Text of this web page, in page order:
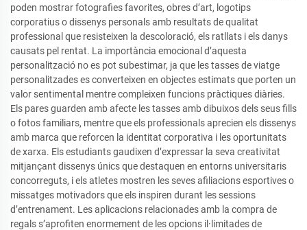
poden mostrar fotografies favorites, obres d’art, logotips
corporatius o dissenys personals amb resultats de qualitat
professional que resisteixen la descoloració, els ratllats i els danys
causats pel rentat. La importància emocional d’aquesta
personalització no es pot subestimar, ja que les tasses de viatge
personalitzades es converteixen en objectes estimats que porten un
valor sentimental mentre compleixen funcions pràctiques diàries.
Els pares guarden amb afecte les tasses amb dibuixos dels seus fills
o fotos familiars, mentre que els professionals aprecien els dissenys
amb marca que reforcen la identitat corporativa i les oportunitats
de xarxa. Els estudiants gaudixen d’expressar la seva creativitat
mitjançant dissenys únics que destaquen en entorns universitaris
concorreguts, i els atletes mostren les seves afiliacions esportives o
missatges motivadors que els inspiren durant les sessions
d’entrenament. Les aplicacions relacionades amb la compra de
regals s’aprofiten enormement de les opcions il·limitades de